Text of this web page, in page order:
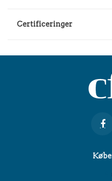
Certificeringer